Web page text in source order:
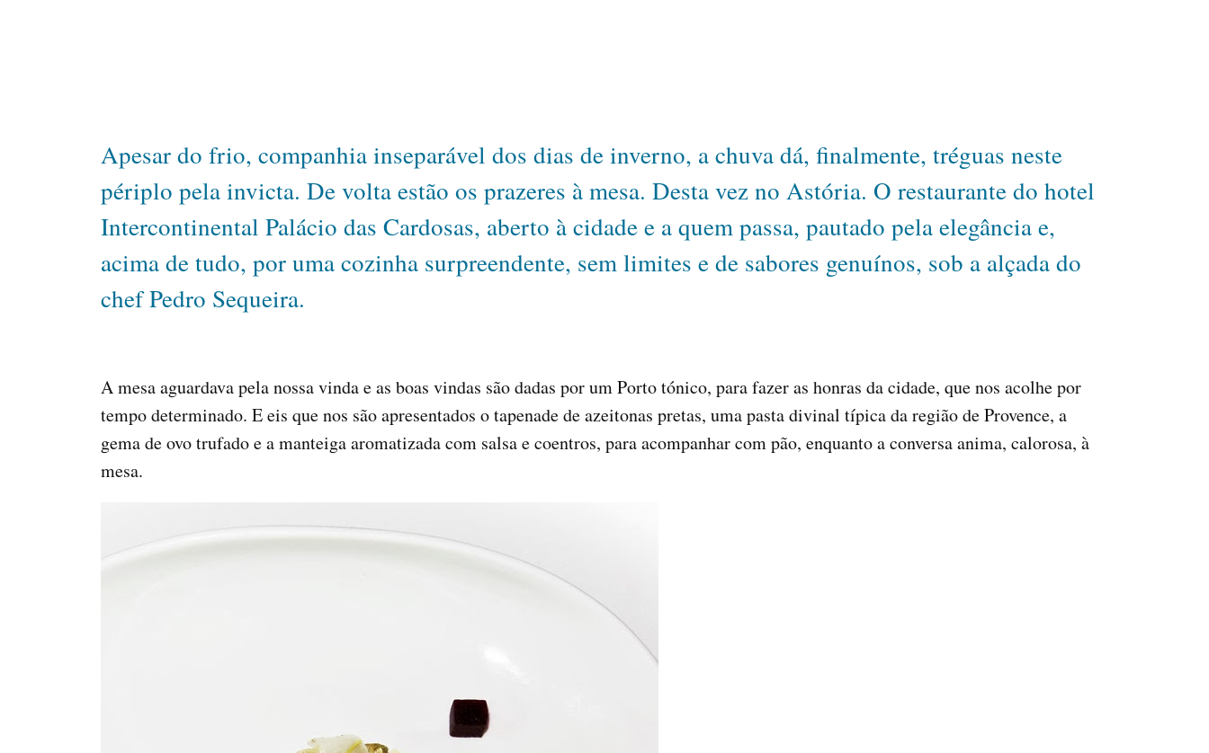
Apesar do frio, companhia inseparável dos dias de inverno, a chuva dá, finalmente, tréguas neste
périplo pela invicta. De volta estão os prazeres à mesa. Desta vez no Astória. O restaurante do hotel
Intercontinental Palácio das Cardosas, aberto à cidade e a quem passa, pautado pela elegância e,
acima de tudo, por uma cozinha surpreendente, sem limites e de sabores genuínos, sob a alçada do
chef Pedro Sequeira.
A mesa aguardava pela nossa vinda e as boas vindas são dadas por um Porto tónico, para fazer as honras da cidade, que nos acolhe por
tempo determinado. E eis que nos são apresentados o tapenade de azeitonas pretas, uma pasta divinal típica da região de Provence, a
gema de ovo trufado e a manteiga aromatizada com salsa e coentros, para acompanhar com pão, enquanto a conversa anima, calorosa, à
mesa.